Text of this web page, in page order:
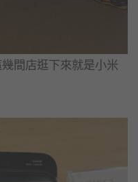
間店逛下來就是小米